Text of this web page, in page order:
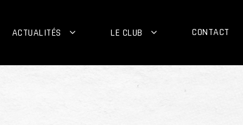
ACTUALITÉS LE CLUB CONTACT